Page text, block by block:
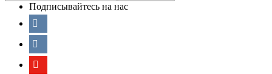
Подписывайтесь на нас